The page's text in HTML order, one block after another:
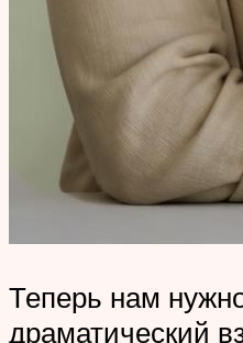
Теперь нам
драматический